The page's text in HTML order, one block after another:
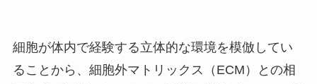
細胞が体内で経験する立体的な環境を模倣してい
ることから、細胞外マトリックス（ECM）との相